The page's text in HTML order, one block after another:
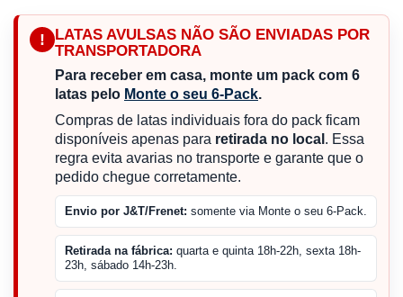
!
LATAS AVULSAS NÃO SÃO ENVIADAS POR
TRANSPORTADORA
Para receber em casa, monte um pack com 6
latas pelo Monte o seu 6-Pack.
Compras de latas individuais fora do pack ficam
disponíveis apenas para retirada no local . Essa
regra evita avarias no transporte e garante que o
pedido chegue corretamente.
Envio por J&T/Frenet: somente via Monte o seu 6-Pack.
Retirada na fábrica: quarta e quinta 18h-22h, sexta 18h-
23h, sábado 14h-23h.